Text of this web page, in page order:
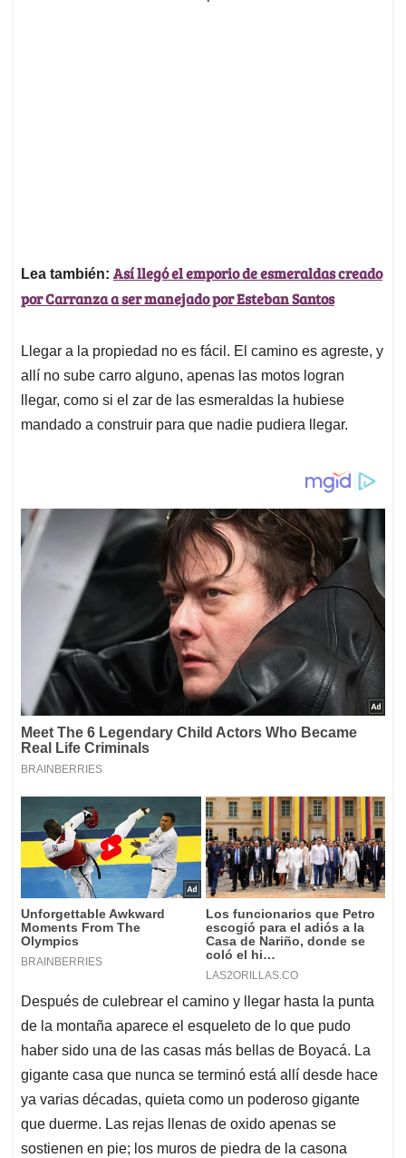
Lea también: Así llegó el emporio de esmeraldas creado
por Carranza a ser manejado por Esteban Santos
Llegar a la propiedad no es fácil. El camino es agreste, y
allí no sube carro alguno, apenas las motos logran
llegar, como si el zar de las esmeraldas la hubiese
mandado a construir para que nadie pudiera llegar.
Después de culebrear el camino y llegar hasta la punta
de la montaña aparece el esqueleto de lo que pudo
haber sido una de las casas más bellas de Boyacá. La
gigante casa que nunca se terminó está allí desde hace
ya varias décadas, quieta como un poderoso gigante
que duerme. Las rejas llenas de oxido apenas se
sostienen en pie; los muros de piedra de la casona